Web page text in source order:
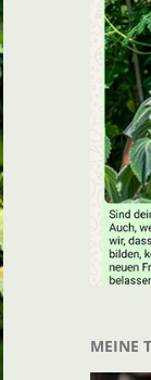
MEINE